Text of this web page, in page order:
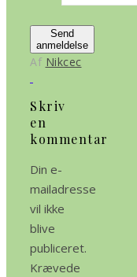
Send
anmeldelse
Af Nikcec
Skriv
en
kommentar
Din e-
mailadresse
vil ikke
blive
publiceret.
Krævede